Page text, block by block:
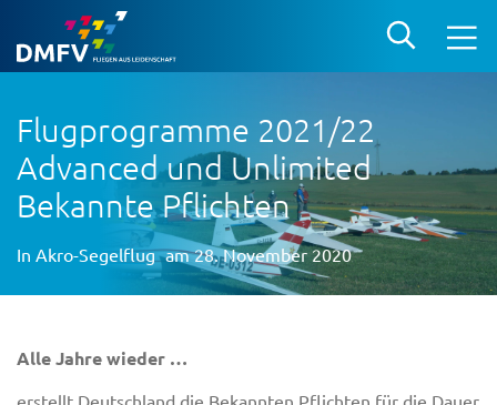
Flugprogramme 2021/22
Advanced und Unlimited
Bekannte Pflichten
In Akro-Segelflug am 28. November 2020
Alle Jahre wieder …
erstellt Deutschland die Bekannten Pflichten für die Dauer